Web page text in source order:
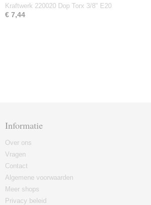
Kraftwerk 220020 Dop Torx 3/8" E20
€ 7,44
Informatie
Over ons
Vragen
Contact
Algemene voorwaarden
Meer shops
Privacy beleid